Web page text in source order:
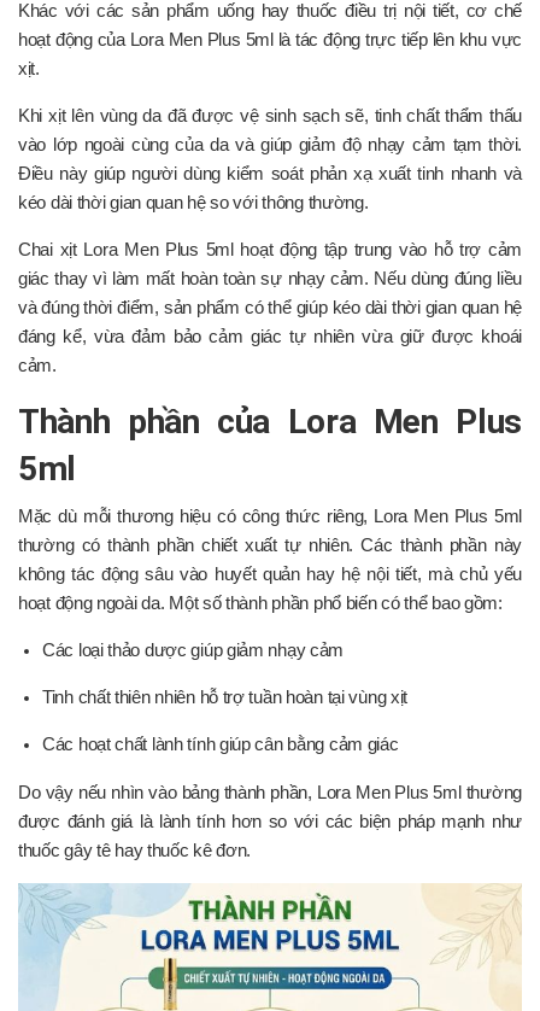
Khác với các sản phẩm uống hay thuốc điều trị nội tiết, cơ chế
hoạt động của Lora Men Plus 5ml là tác động trực tiếp lên khu vực
xịt.
Khi xịt lên vùng da đã được vệ sinh sạch sẽ, tinh chất thẩm thấu
vào lớp ngoài cùng của da và giúp giảm độ nhạy cảm tạm thời.
Điều này giúp người dùng kiểm soát phản xạ xuất tinh nhanh và
kéo dài thời gian quan hệ so với thông thường.
Chai xịt Lora Men Plus 5ml hoạt động tập trung vào hỗ trợ cảm
giác thay vì làm mất hoàn toàn sự nhạy cảm. Nếu dùng đúng liều
và đúng thời điểm, sản phẩm có thể giúp kéo dài thời gian quan hệ
đáng kể, vừa đảm bảo cảm giác tự nhiên vừa giữ được khoái
cảm.
Thành phần của Lora Men Plus
5ml
Mặc dù mỗi thương hiệu có công thức riêng, Lora Men Plus 5ml
thường có thành phần chiết xuất tự nhiên. Các thành phần này
không tác động sâu vào huyết quản hay hệ nội tiết, mà chủ yếu
hoạt động ngoài da. Một số thành phần phổ biến có thể bao gồm:
Các loại thảo dược giúp giảm nhạy cảm
Tinh chất thiên nhiên hỗ trợ tuần hoàn tại vùng xịt
Các hoạt chất lành tính giúp cân bằng cảm giác
Do vậy nếu nhìn vào bảng thành phần, Lora Men Plus 5ml thường
được đánh giá là lành tính hơn so với các biện pháp mạnh như
thuốc gây tê hay thuốc kê đơn.